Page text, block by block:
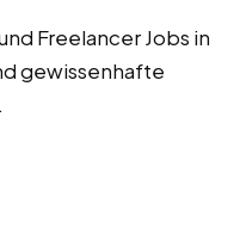
Freelancer Jobs in
gewissenhafte